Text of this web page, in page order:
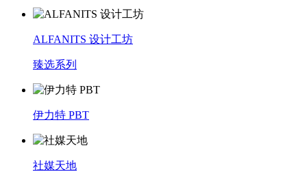
ALFANITS 设计工坊
臻选系列
伊力特 PBT
社媒天地